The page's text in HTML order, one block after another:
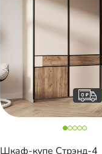
Шкаф-купе Стрэнд-4